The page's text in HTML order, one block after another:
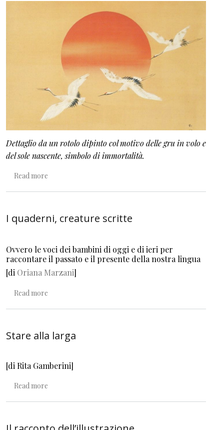
Dettaglio da un rotolo dipinto col motivo delle gru in volo e
del sole nascente, simbolo di immortalità.
Read more
I quaderni, creature scritte
Ovvero le voci dei bambini di oggi e di ieri per
raccontare il passato e il presente della nostra lingua
[di Oriana Marzani]
Read more
Stare alla larga
[di Rita Gamberini]
Read more